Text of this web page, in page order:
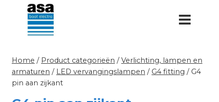
Doorgaan
inhoud
Home / Product categorieën / Verlichting, lampen en
armaturen / LED vervangingslampen / G4 fitting / G4
pin aan zijkant